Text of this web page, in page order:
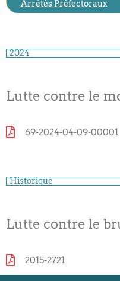
Arrêtés Préfectoraux
2024
Lutte contre le
69-2024-04-09-00001
Historique
Lutte contre le
2015-2721